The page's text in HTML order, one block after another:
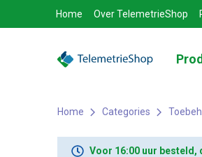
Home Over TelemetrieShop
Home Categories
Voor 16:00 uur